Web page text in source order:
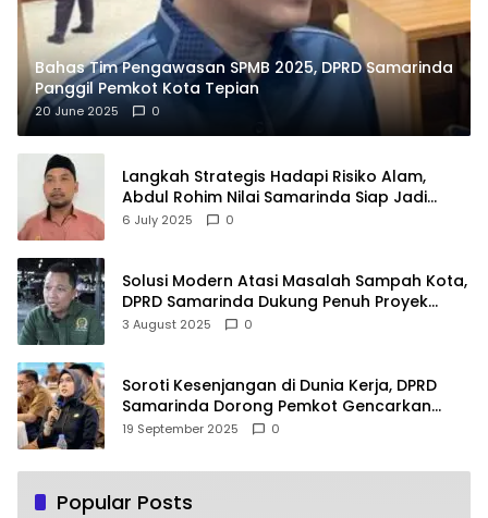
Bahas Tim Pengawasan SPMB 2025, DPRD Samarinda
Panggil Pemkot Kota Tepian
20 June 2025 0
Langkah Strategis Hadapi Risiko Alam,
Abdul Rohim Nilai Samarinda Siap Jadi
Pusat Logistik Bencana Kalimantan
6 July 2025 0
Solusi Modern Atasi Masalah Sampah Kota,
DPRD Samarinda Dukung Penuh Proyek
PLTSA
3 August 2025 0
Soroti Kesenjangan di Dunia Kerja, DPRD
Samarinda Dorong Pemkot Gencarkan
Pemberdayaan Perempuan
19 September 2025 0
Popular Posts